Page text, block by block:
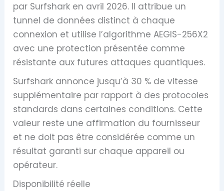
par Surfshark en avril 2026. Il attribue un
tunnel de données distinct à chaque
connexion et utilise l’algorithme AEGIS-256X2
avec une protection présentée comme
résistante aux futures attaques quantiques.
Surfshark annonce jusqu’à 30 % de vitesse
supplémentaire par rapport à des protocoles
standards dans certaines conditions. Cette
valeur reste une affirmation du fournisseur
et ne doit pas être considérée comme un
résultat garanti sur chaque appareil ou
opérateur.
Disponibilité réelle